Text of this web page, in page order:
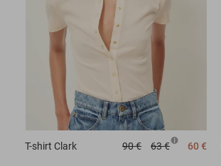
T-shirt Clark 90 € 63 € 60 €